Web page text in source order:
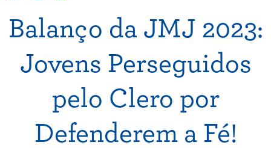
Balanço da JMJ 2023:
Jovens Perseguidos
pelo Clero por
Defenderem a Fé!